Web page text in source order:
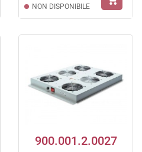
NON DISPONIBILE
900.001.2.0027